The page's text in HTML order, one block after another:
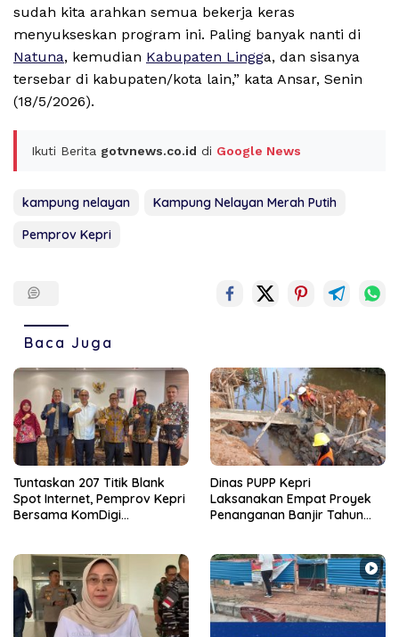
sudah kita arahkan semua bekerja keras
menyukseskan program ini. Paling banyak nanti di
Natuna, kemudian Kabupaten Lingga, dan sisanya
tersebar di kabupaten/kota lain,” kata Ansar, Senin
(18/5/2026).
Ikuti Berita gotvnews.co.id di Google News
kampung nelayan
Kampung Nelayan Merah Putih
Pemprov Kepri
Baca Juga
Tuntaskan 207 Titik Blank
Spot Internet, Pemprov Kepri
Bersama KomDigi
Dinas PUPP Kepri
Laksanakan Empat Proyek
Penanganan Banjir Tahun